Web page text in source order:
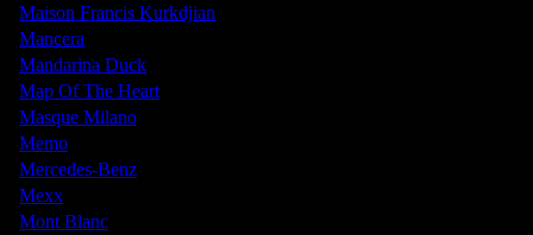
Maison Francis Kurkdjian
Mancera
Mandarina Duck
Map Of The Heart
Masque Milano
Memo
Mercedes-Benz
Mexx
Mont Blanc